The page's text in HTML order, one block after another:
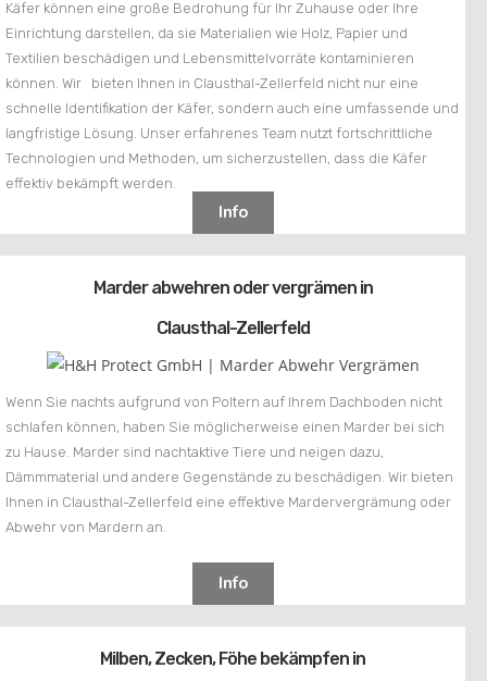
Käfer können eine große Bedrohung für Ihr Zuhause oder Ihre
Einrichtung darstellen, da sie Materialien wie Holz, Papier und
Textilien beschädigen und Lebensmittelvorräte kontaminieren
können. Wir bieten Ihnen in Clausthal-Zellerfeld nicht nur eine
schnelle Identifikation der Käfer, sondern auch eine umfassende und
langfristige Lösung. Unser erfahrenes Team nutzt fortschrittliche
Technologien und Methoden, um sicherzustellen, dass die Käfer
effektiv bekämpft werden.
Info
Marder abwehren oder vergrämen in
Clausthal-Zellerfeld
Wenn Sie nachts aufgrund von Poltern auf Ihrem Dachboden nicht
schlafen können, haben Sie möglicherweise einen Marder bei sich
zu Hause. Marder sind nachtaktive Tiere und neigen dazu,
Dämmmaterial und andere Gegenstände zu beschädigen. Wir bieten
Ihnen in Clausthal-Zellerfeld eine effektive Mardervergrämung oder
Abwehr von Mardern an.
Info
Milben, Zecken, Föhe bekämpfen in